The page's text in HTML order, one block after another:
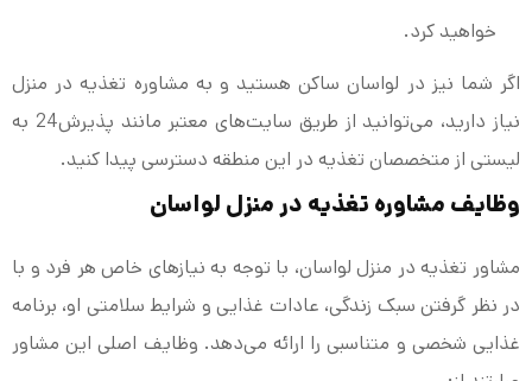
خواهید کرد.
اگر شما نیز در لواسان ساکن هستید و به مشاوره تغذیه در منزل
نیاز دارید، می‌توانید از طریق سایت‌های معتبر مانند پذیرش24 به
لیستی از متخصصان تغذیه در این منطقه دسترسی پیدا کنید.
وظایف مشاوره تغذیه در منزل لواسان
مشاور تغذیه در منزل لواسان، با توجه به نیازهای خاص هر فرد و با
در نظر گرفتن سبک زندگی، عادات غذایی و شرایط سلامتی او، برنامه
غذایی شخصی و متناسبی را ارائه می‌دهد. وظایف اصلی این مشاور